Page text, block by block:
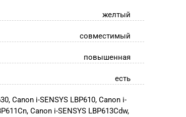
желтый
совместимый
повышенная
есть
Canon i-SENSYS LBP610, Canon i-
Canon i-SENSYS LBP613Cdw,